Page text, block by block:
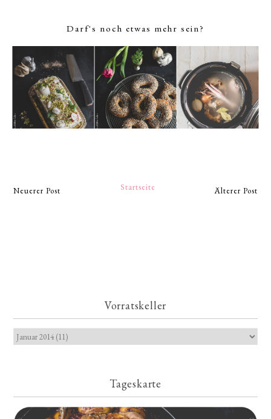
Darf's noch etwas mehr sein?
Neuerer Post Älterer Post
Startseite
Vorratskeller
Tageskarte